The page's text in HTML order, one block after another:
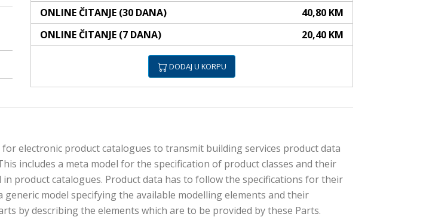
ONLINE ČITANJE (30 DANA)
40,80 KM
ONLINE ČITANJE (7 DANA)
20,40 KM
DODAJ U KORPU
electronic product catalogues to transmit building services product data
includes a meta model for the specification of product classes and their
product catalogues. Product data has to follow the specifications for their
model specifying the available modelling elements and their
by describing the elements which are to be provided by these Parts.